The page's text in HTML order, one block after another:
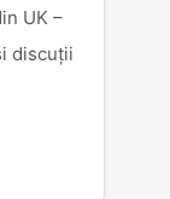
UK –
discuții